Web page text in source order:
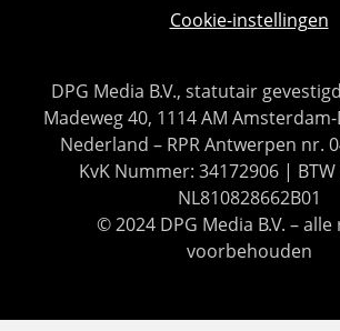
Cookie-instellingen
DPG Media B.V., statutair
Madeweg 40, 1114 AM
Nederland – RPR Antwerpen nr.
KvK Nummer: 34172906 |
NL810828662B01
© 2024 DPG Media B.V. –
voorbehouden